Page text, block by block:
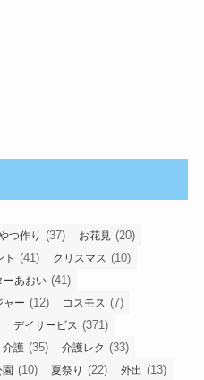
つ作り (37) お花見 (20)
ト (41) クリスマス (10)
ーあおい (41)
ャー (12) コスモス (7)
デイサービス (371)
介護 (35) 介護レク (33)
(10) 夏祭り (22) 外出 (13)